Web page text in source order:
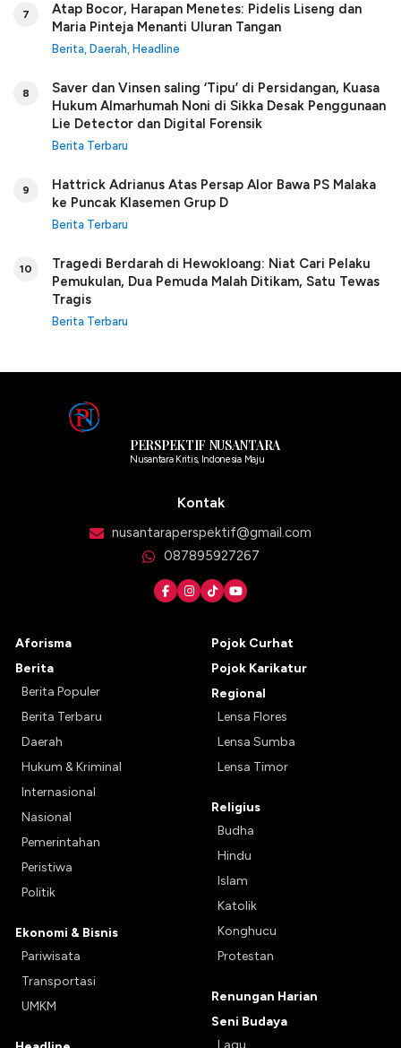
7
Atap Bocor, Harapan Menetes: Pidelis Liseng dan
Maria Pinteja Menanti Uluran Tangan
Berita, Daerah, Headline
8
Saver dan Vinsen saling ‘Tipu’ di Persidangan, Kuasa
Hukum Almarhumah Noni di Sikka Desak Penggunaan
Lie Detector dan Digital Forensik
Berita Terbaru
9
Hattrick Adrianus Atas Persap Alor Bawa PS Malaka
ke Puncak Klasemen Grup D
Berita Terbaru
10
Tragedi Berdarah di Hewokloang: Niat Cari Pelaku
Pemukulan, Dua Pemuda Malah Ditikam, Satu Tewas
Tragis
Berita Terbaru
PERSPEKTIF NUSANTARA
Nusantara Kritis, Indonesia Maju
Kontak
nusantaraperspektif@gmail.com
087895927267
Aforisma
Berita
Berita Populer
Berita Terbaru
Daerah
Hukum & Kriminal
Internasional
Nasional
Pemerintahan
Peristiwa
Politik
Ekonomi & Bisnis
Pariwisata
Transportasi
UMKM
Pojok Curhat
Pojok Karikatur
Regional
Lensa Flores
Lensa Sumba
Lensa Timor
Religius
Budha
Hindu
Islam
Katolik
Konghucu
Protestan
Renungan Harian
Seni Budaya